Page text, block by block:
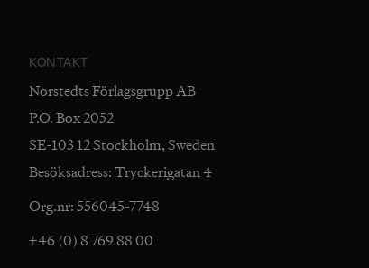
KONTAKT
Norstedts Förlagsgrupp AB
P.O. Box 2052
SE-103 12 Stockholm, Sweden
Besöksadress: Tryckerigatan 4
Org.nr: 556045-7748
+46 (0) 8 769 88 00